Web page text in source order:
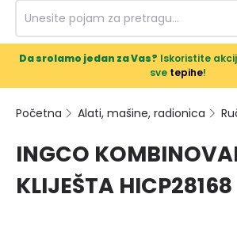
Da srolamo jedan za Vas? Iskoristite
sve tepihe!
Početna Alati, mašine, radionica
INGCO
KLIJEŠTA HICP28168